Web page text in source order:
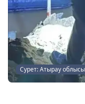
Сурет: Атырау